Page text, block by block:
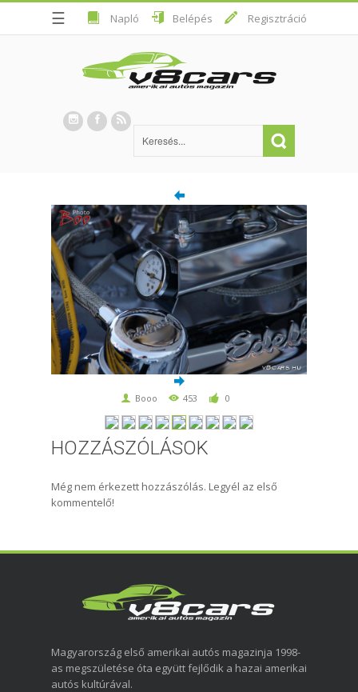
☰ Napló Belépés Regisztráció
Booo 453 0
HOZZÁSZÓLÁSOK
Még nem érkezett hozzászólás. Legyél az első
kommentelő!
Magyarország első amerikai autós magazinja 1998-
as megszületése óta együtt fejlődik a hazai amerikai
autós kultúrával.